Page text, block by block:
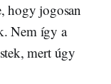
hogy jogosan
Nem így a
mert úgy